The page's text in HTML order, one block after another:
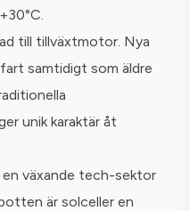
till tillväxtmotor. Nya
samtidigt som äldre
unik karaktär åt
växande tech-sektor
är solceller en